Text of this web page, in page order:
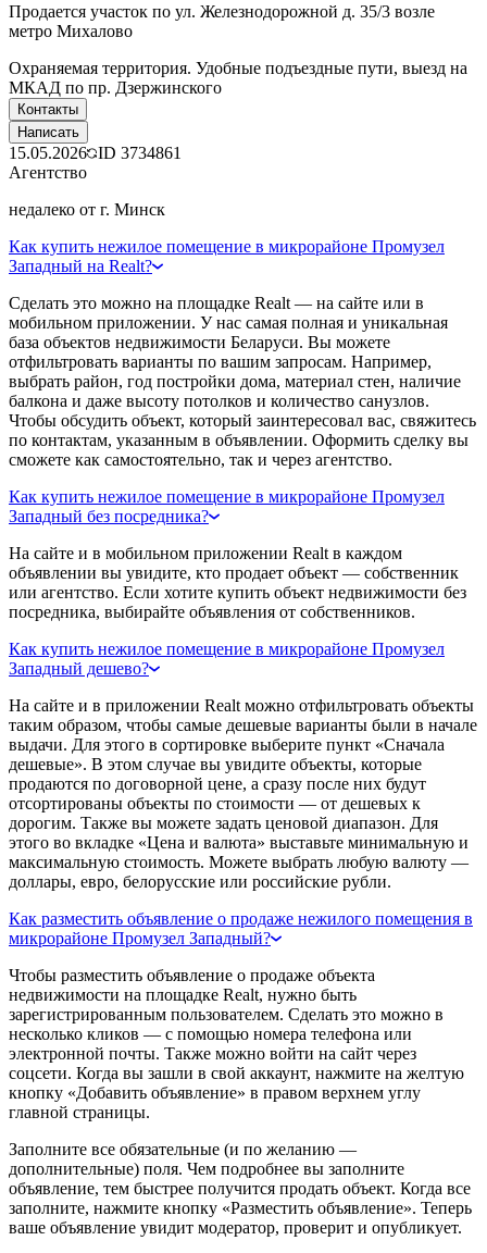
Продается участок по ул. Железнодорожной д. 35/3 возле
метро Михалово
Охраняемая территория. Удобные подъездные пути, выезд на
МКАД по пр. Дзержинского
Контакты
Написать
15.05.2026 ID 3734861
Агентство
недалеко от г. Минск
Как купить нежилое помещение в микрорайоне Промузел
Западный на Realt?
Сделать это можно на площадке Realt — на сайте или в
мобильном приложении. У нас самая полная и уникальная
база объектов недвижимости Беларуси. Вы можете
отфильтровать варианты по вашим запросам. Например,
выбрать район, год постройки дома, материал стен, наличие
балкона и даже высоту потолков и количество санузлов.
Чтобы обсудить объект, который заинтересовал вас, свяжитесь
по контактам, указанным в объявлении. Оформить сделку вы
сможете как самостоятельно, так и через агентство.
Как купить нежилое помещение в микрорайоне Промузел
Западный без посредника?
На сайте и в мобильном приложении Realt в каждом
объявлении вы увидите, кто продает объект — собственник
или агентство. Если хотите купить объект недвижимости без
посредника, выбирайте объявления от собственников.
Как купить нежилое помещение в микрорайоне Промузел
Западный дешево?
На сайте и в приложении Realt можно отфильтровать объекты
таким образом, чтобы самые дешевые варианты были в начале
выдачи. Для этого в сортировке выберите пункт «Сначала
дешевые». В этом случае вы увидите объекты, которые
продаются по договорной цене, а сразу после них будут
отсортированы объекты по стоимости — от дешевых к
дорогим. Также вы можете задать ценовой диапазон. Для
этого во вкладке «Цена и валюта» выставьте минимальную и
максимальную стоимость. Можете выбрать любую валюту —
доллары, евро, белорусские или российские рубли.
Как разместить объявление о продаже нежилого помещения в
микрорайоне Промузел Западный?
Чтобы разместить объявление о продаже объекта
недвижимости на площадке Realt, нужно быть
зарегистрированным пользователем. Сделать это можно в
несколько кликов — с помощью номера телефона или
электронной почты. Также можно войти на сайт через
соцсети. Когда вы зашли в свой аккаунт, нажмите на желтую
кнопку «Добавить объявление» в правом верхнем углу
главной страницы.
Заполните все обязательные (и по желанию —
дополнительные) поля. Чем подробнее вы заполните
объявление, тем быстрее получится продать объект. Когда все
заполните, нажмите кнопку «Разместить объявление». Теперь
ваше объявление увидит модератор, проверит и опубликует.